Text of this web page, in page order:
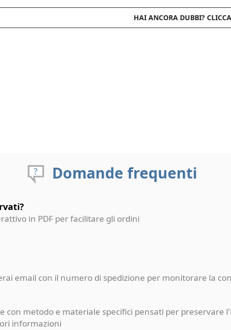
HAI ANCORA DUBBI?
Domande frequenti
in PDF per facilitare gli ordini
email con il numero di spedizione per monitorare la
con metodo e materiale specifici pensati per preservare
informazioni